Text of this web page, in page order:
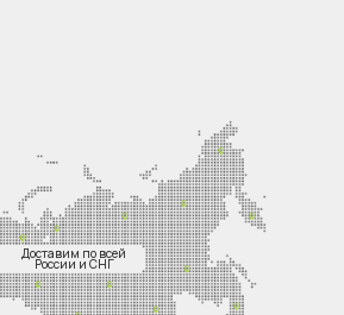
Доставим по всей
России и СНГ